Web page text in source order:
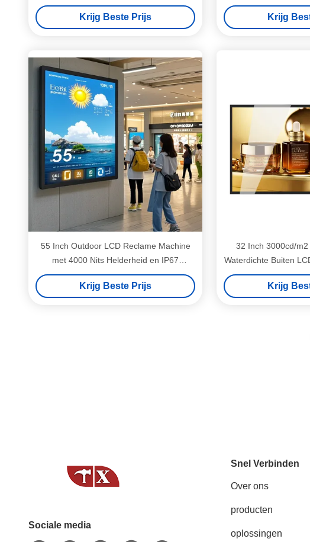
Krijg Beste Prijs
27"
Krijg
55 Inch Outdoor LCD Reclame Machine
met 4000 Nits Helderheid en IP67
Waterdichte Digitale Bewegwijzering
Krijg Beste Prijs
32 Inch 3000cd/
Waterdichte Buiten
voor Hoge
Krijg
Sociale media
Snel Verbinden
Over ons
producten
oplossingen